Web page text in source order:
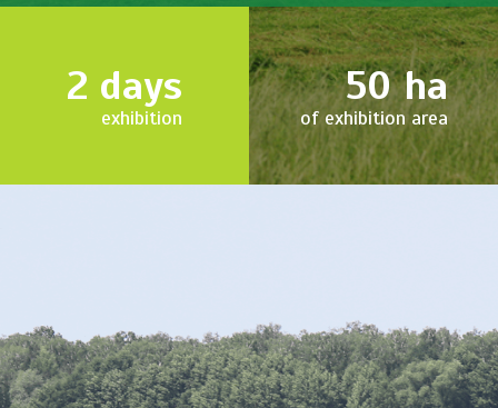
2 days
exhibition
50ha
of exhibition area